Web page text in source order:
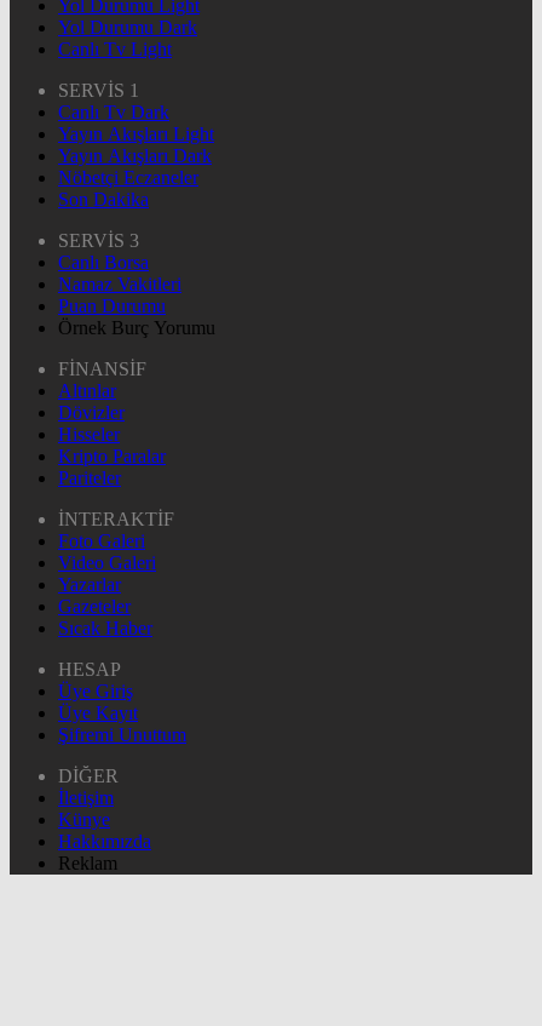
Yol Durumu Light
Yol Durumu Dark
Canlı Tv Light
SERVİS 1
Canlı Tv Dark
Yayın Akışları Light
Yayın Akışları Dark
Nöbetçi Eczaneler
Son Dakika
SERVİS 3
Canlı Borsa
Namaz Vakitleri
Puan Durumu
Örnek Burç Yorumu
FİNANSİF
Altınlar
Dövizler
Hisseler
Kripto Paralar
Pariteler
İNTERAKTİF
Foto Galeri
Video Galeri
Yazarlar
Gazeteler
Sıcak Haber
HESAP
Üye Giriş
Üye Kayıt
Şifremi Unuttum
DİĞER
İletişim
Künye
Hakkımızda
Reklam